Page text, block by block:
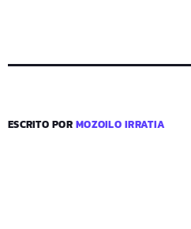
ESCRITO PORMOZOILO IRRATIA